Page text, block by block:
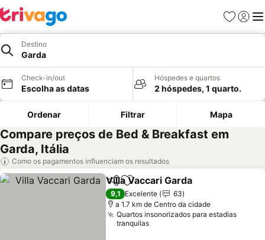
Favoritos
Iniciar
Destino
Garda
Check-in/out
Escolha as datas
Hóspedes e quartos
2 hóspedes, 1 quarto.
Ordenar Filtrar Mapa
Compare preços de Bed & Breakfast em
Garda, Itália
Como os pagamentos influenciam os resultados
PartilharAdicionar aos favoritos
Villa Vaccari Garda
9,1 Excelente
63
a 1.7 km de Centro da cidade
Quartos insonorizados para estadias
tranquilas